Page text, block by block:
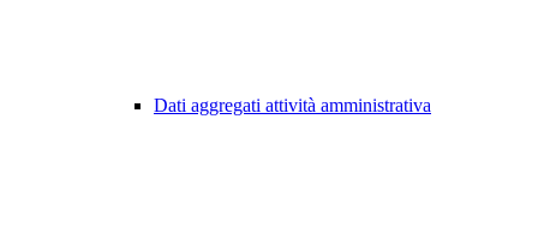
Dati aggregati attività amministrativa